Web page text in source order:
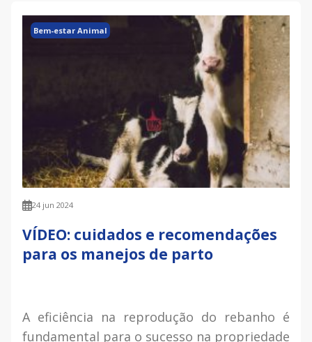
Bem-estar Animal
24 jun 2024
VÍDEO: cuidados e recomendações
para os manejos de parto
A eficiência na reprodução do rebanho é
fundamental para o sucesso na propriedade